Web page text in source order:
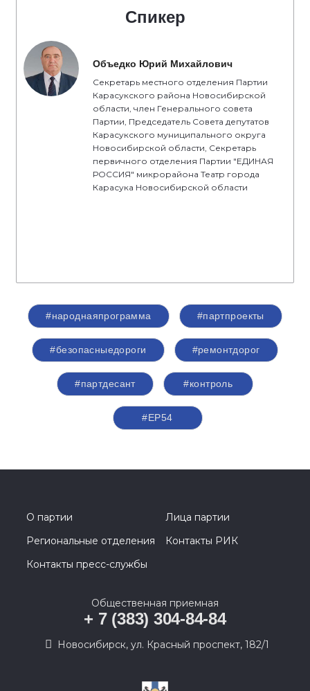
Спикер
Объедко Юрий Михайлович
Секретарь местного отделения Партии
Карасукского района Новосибирской
области, член Генерального совета
Партии, Председатель Совета депутатов
Карасукского муниципального округа
Новосибирской области, Секретарь
первичного отделения Партии "ЕДИНАЯ
РОССИЯ" микрорайона Театр города
Карасука Новосибирской области
#народнаяпрограмма #партпроекты
#безопасныедороги #ремонтдорог
#партдесант #контроль
#ЕР54
О партии
Лица партии
Региональные отделения
Контакты РИК
Контакты пресс-службы
Общественная приемная
+ 7 (383) 304-84-84
Новосибирск, ул. Красный проспект, 182/1